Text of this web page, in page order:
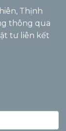
Thịnh
thông qua
tư liên kết